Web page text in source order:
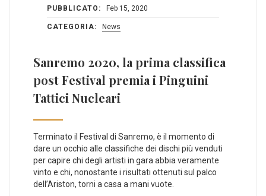
PUBBLICATO: Feb 15, 2020
CATEGORIA: News
Sanremo 2020, la prima classifica
post Festival premia i Pinguini
Tattici Nucleari
Terminato il Festival di Sanremo, è il momento di
dare un occhio alle classifiche dei dischi più venduti
per capire chi degli artisti in gara abbia veramente
vinto e chi, nonostante i risultati ottenuti sul palco
dell’Ariston, torni a casa a mani vuote.